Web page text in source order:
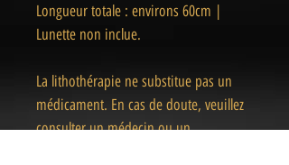
Longueur totale : environs 60cm |
Lunette non inclue.
La lithothérapie ne substitue pas un
médicament. En cas de doute, veuillez
consulter un médecin ou un